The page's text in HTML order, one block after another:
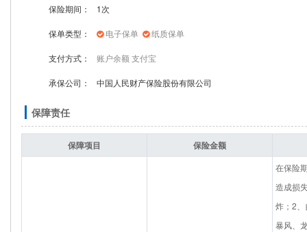
保险期间： 1次
保单类型： 电子保单 纸质保单
支付方式： 账户余额支付宝
承保公司： 中国人民财产保险股份有限公司
保障责任
保障项目 保险金额
在保险
造成损
炸；2
暴风、